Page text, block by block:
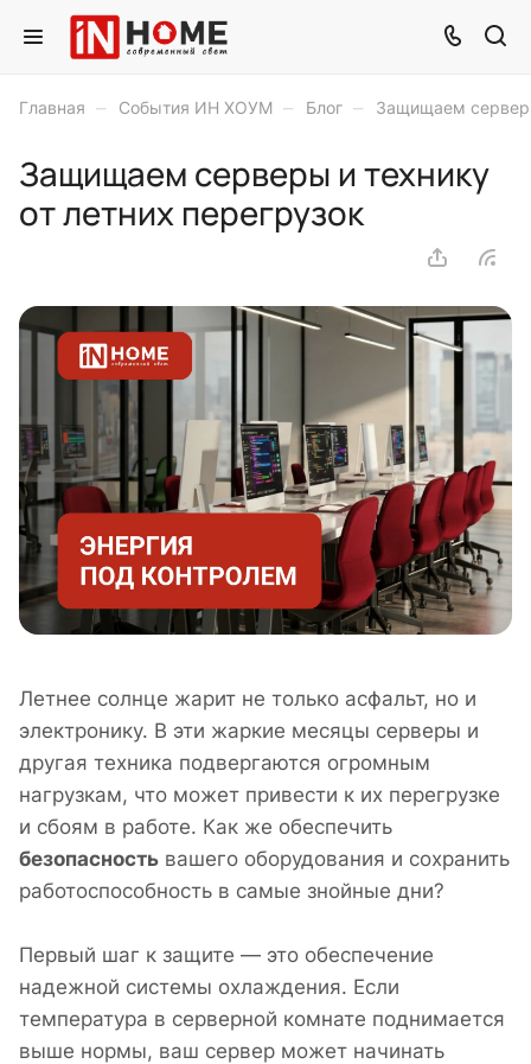
Главная – События ИН ХОУМ – Блог – Защищаем
Защищаем серверы и технику
от летних перегрузок
Летнее солнце жарит не только асфальт, но и
электронику. В эти жаркие месяцы серверы и
другая техника подвергаются огромным
нагрузкам, что может привести к их перегрузке
и сбоям в работе. Как же обеспечить
безопасность вашего оборудования и сохранить
работоспособность в самые знойные дни?
Первый шаг к защите — это обеспечение
надежной системы охлаждения. Если
температура в серверной комнате поднимается
выше нормы, ваш сервер может начинать